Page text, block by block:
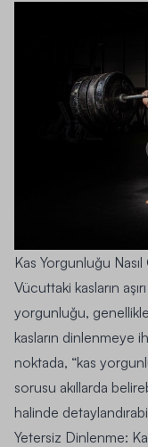
Kas Yorgunluğu
Vücuttaki kasların
yorgunluğu,
kasların dinlenmeye
noktada, “kas
sorusu akıllarda
halinde
Yetersiz Dinlenme: